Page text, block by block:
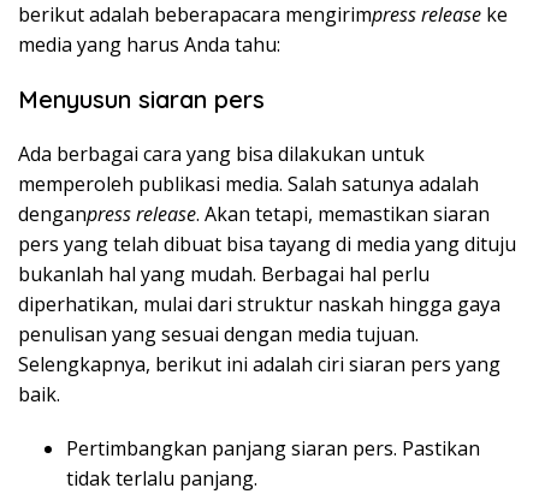
berikut adalah beberapacara mengirimpress release ke
media yang harus Anda tahu:
Menyusun siaran pers
Ada berbagai cara yang bisa dilakukan untuk
memperoleh publikasi media. Salah satunya adalah
denganpress release. Akan tetapi, memastikan siaran
pers yang telah dibuat bisa tayang di media yang dituju
bukanlah hal yang mudah. Berbagai hal perlu
diperhatikan, mulai dari struktur naskah hingga gaya
penulisan yang sesuai dengan media tujuan.
Selengkapnya, berikut ini adalah ciri siaran pers yang
baik.
Pertimbangkan panjang siaran pers. Pastikan
tidak terlalu panjang.